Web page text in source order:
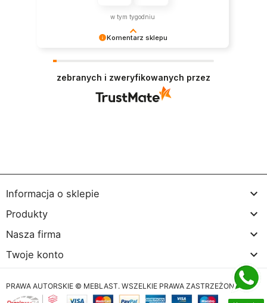
Komentarz sklepu
że jesteśmy na właściwym torze :) Z
pozdrowieniami, obsługa sklepu.
w tym tygodniu
zebranych i zweryfikowanych przez
Informacja o sklepie 
Produkty 
Nasza firma 
Twoje konto 
PRAWA AUTORSKIE © MEBLAST. WSZELKIE PRAWA ZASTRZEŻONE